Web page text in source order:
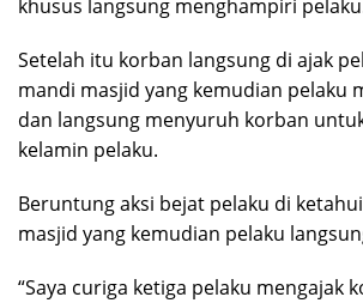
khusus langsung menghampiri
Setelah itu korban langsung di ajak
mandi masjid yang kemudian pelaku
dan langsung menyuruh korban
kelamin pelaku.
Beruntung aksi bejat pelaku di
masjid yang kemudian pelaku
“Saya curiga ketiga pelaku mengajak